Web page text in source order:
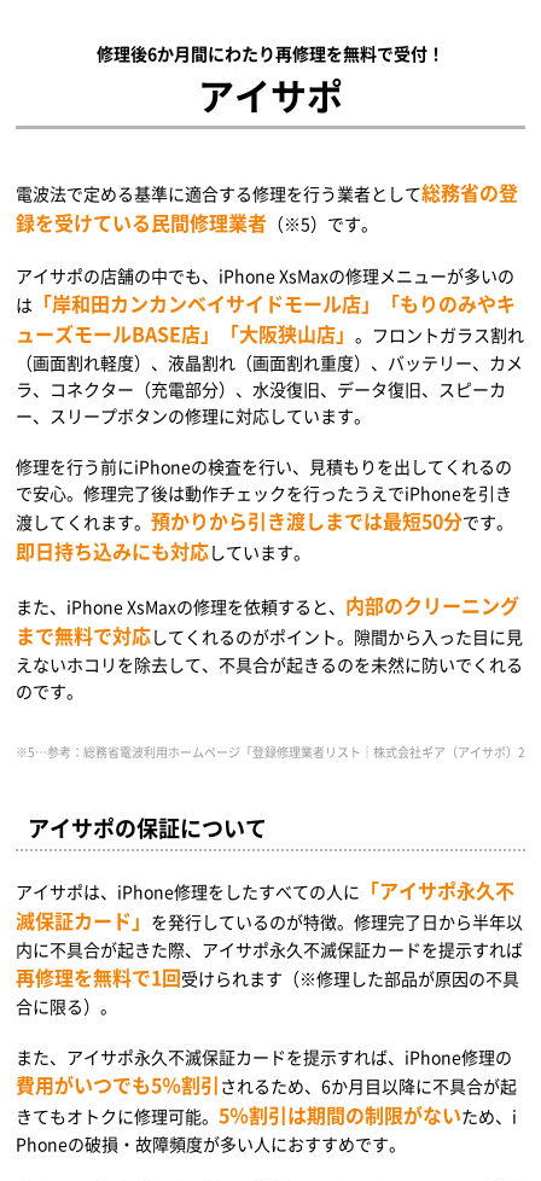
修理後6か月間にわたり再修理を無料で受付！
アイサポ
電波法で定める基準に適合する修理を行う業者として総務省の登
録を受けている民間修理業者 （※5）です。
アイサポの店舗の中でも、iPhone XsMaxの修理メニューが多いの
は 「岸和田カンカンベイサイドモール店」「もりのみやキ
ューズモールBASE店」「大阪狭山店」。フロントガラス割れ
（画面割れ軽度）、液晶割れ（画面割れ重度）、バッテリー、カメ
ラ、コネクター（充電部分）、水没復旧、データ復旧、スピーカ
ー、スリープボタンの修理に対応しています。
修理を行う前にiPhoneの検査を行い、見積もりを出してくれるの
で安心。修理完了後は動作チェックを行ったうえでiPhoneを引き
渡してくれます。預かりから引き渡しまでは最短50分です。
即日持ち込みにも対応しています。
また、iPhone XsMaxの修理を依頼すると、 内部のクリーニング
まで無料で対応してくれるのがポイント。隙間から入った目に見
えないホコリを除去して、不具合が起きるのを未然に防いでくれる
のです。
※5…参考：総務省電波利用ホームページ「登録修理業者リスト｜株式会社ギア（アイサポ
アイサポの保証について
アイサポは、iPhone修理をしたすべての人に 「アイサポ永久不
滅保証カード」 を発行しているのが特徴。修理完了日から半年以
内に不具合が起きた際、アイサポ永久不滅保証カードを提示すれば
再修理を無料で1回受けられます（※修理した部品が原因の不具
合に限る）。
また、アイサポ永久不滅保証カードを提示すれば、iPhone修理の
費用がいつでも5％割引 されるため、6か月目以降に不具合が起
きてもオトクに修理可能。5％割引は期間の制限がないため、i
Phoneの破損・故障頻度が多い人におすすめです。